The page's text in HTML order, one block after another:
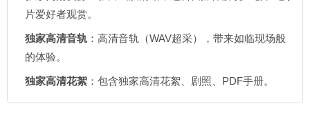
片爱好者观赏。
独家高清音轨 ：高清音轨（WAV超采），带来如临现场般
的体验。
独家高清花絮 ：包含独家高清花絮、剧照、PDF手册。